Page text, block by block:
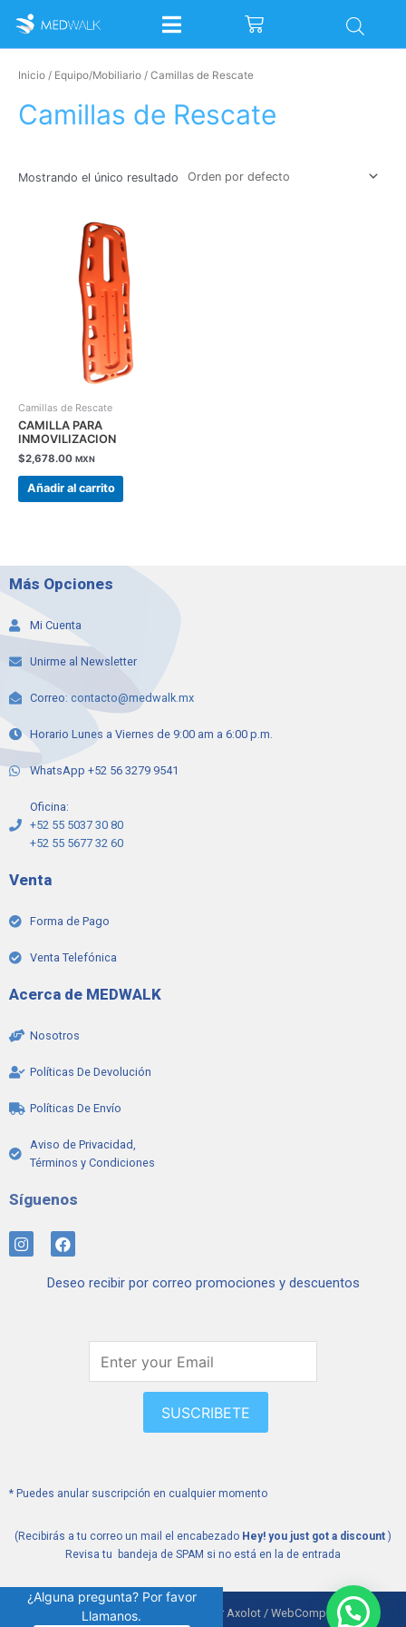
Cart
Inicio / Equipo/Mobiliario / Camillas de Rescate
Camillas de Rescate
Mostrando el único resultado
Camillas de Rescate
CAMILLA PARA
INMOVILIZACION
$2,678.00 MXN
Añadir al carrito
Más Opciones
Mi Cuenta
Unirme al Newsletter
Correo: contacto@medwalk.mx
Horario Lunes a Viernes de 9:00 am a 6:00 p.m.
WhatsApp +52 56 3279 9541
Oficina:
+52 55 5037 30 80
+52 55 5677 32 60
Venta
Forma de Pago
Venta Telefónica
Acerca de MEDWALK
Nosotros
Políticas De Devolución
Políticas De Envío
Aviso de Privacidad,
Términos y Condiciones
Síguenos
I
n
F
a
e
Deseo recibir por correo promociones y descuentos
SUSCRIBETE
* Puedes anular suscripción en cualquier momento
(Recibirás a tu correo un mail el encabezado Hey! you just got a discount )
Revisa tu bandeja de SPAM si no está en la de entrada
Medwalk Sitio desarrollado por Axolot / WebComparte
¿Alguna pregunta? Por favor
Llamanos.